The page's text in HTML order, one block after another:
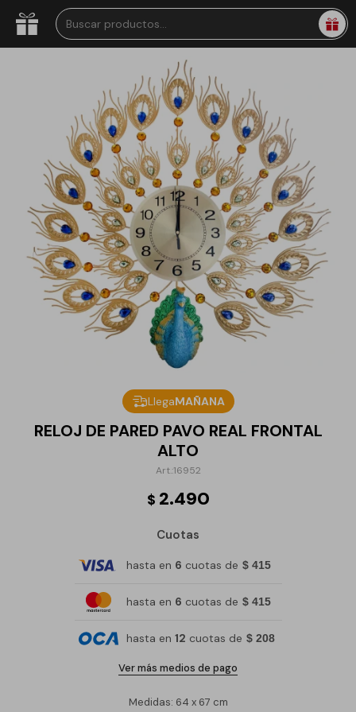
LlegaMAÑANA
RELOJ DE PARED PAVO REAL FRONTAL
ALTO
16952
$ 2.490
Cuotas
hasta en 6 cuotas de $ 415
hasta en 6 cuotas de $ 415
hasta en 12 cuotas de $ 208
Ver más medios de pago
Medidas: 64 x 67 cm